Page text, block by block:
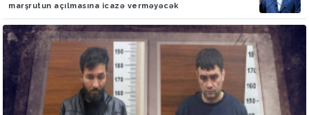
marşrutun açılmasına icazə verməyəcək